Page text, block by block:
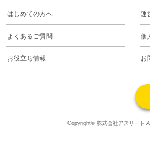
はじめての方へ 運
よくあるご質問 個
お役立ち情報 お
Copyright© 株式会社アスリート